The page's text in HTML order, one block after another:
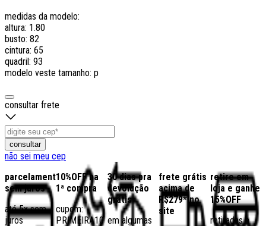
medidas da modelo:
altura: 1.80
busto: 82
cintura: 65
quadril: 93
modelo veste tamanho: p
consultar frete
consultar
não sei meu cep
parcelamento
sem juros
até 5x sem
juros
10%OFF na
1ª compra
cupom:
PRIMEIRA10
30 dias pra
devolução
grátis
em algumas
frete grátis
acima de
R$279* no
site
retire em
loja e ganhe
15%OFF
retiradas a